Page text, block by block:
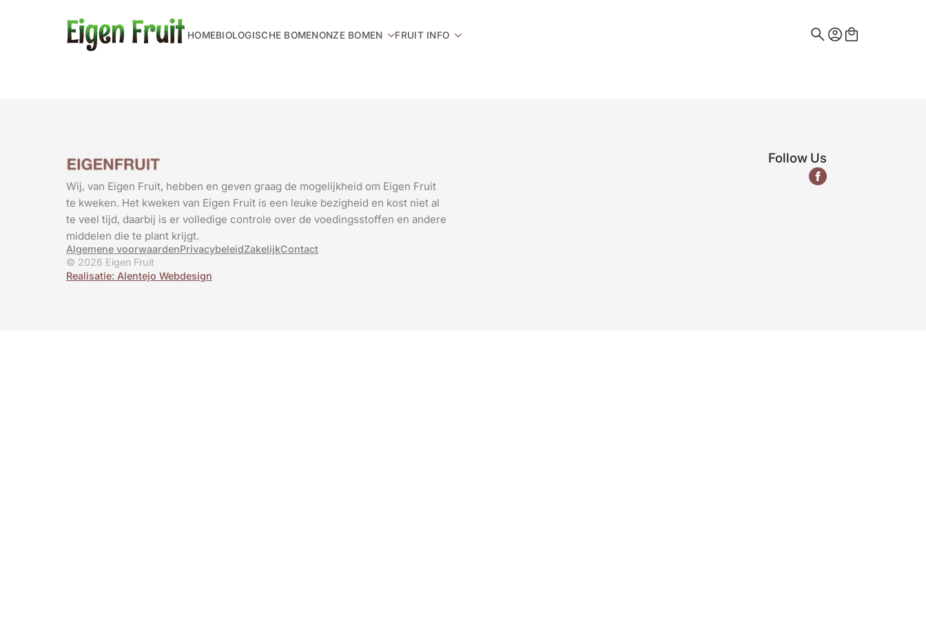
HOMEBIOLOGISCHE BOMENONZE BOMEN FRUIT INFO
Wij, van Eigen Fruit, hebben en geven graag de mogelijkheid om Eigen Fruit
te kweken. Het kweken van Eigen Fruit is een leuke bezigheid en kost niet al
te veel tijd, daarbij is er volledige controle over de voedingsstoffen en andere
middelen die te plant krijgt.
Algemene voorwaardenPrivacybeleidZakelijkContact
Follow Us
© 2026 Eigen Fruit
Realisatie: Alentejo Webdesign